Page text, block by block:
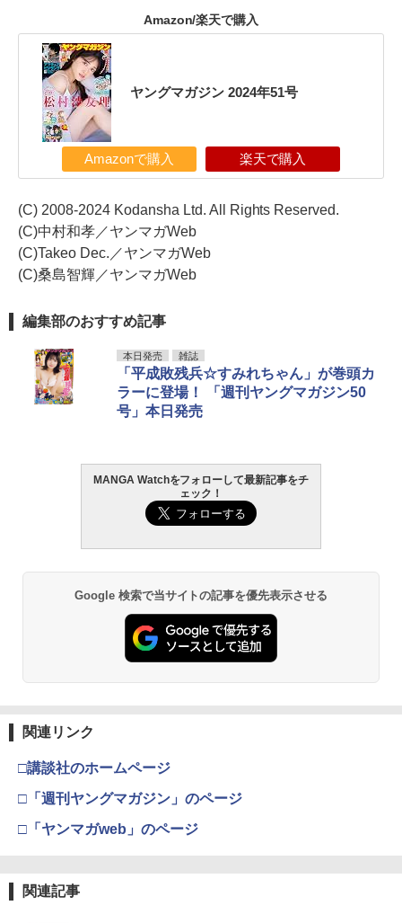
Amazon/楽天で購入
ヤングマガジン 2024年51号
Amazonで購入 楽天で購入
(C) 2008-2024 Kodansha Ltd. All Rights Reserved.
(C)中村和孝／ヤンマガWeb
(C)Takeo Dec.／ヤンマガWeb
(C)桑島智輝／ヤンマガWeb
編集部のおすすめ記事
本日発売 雑誌
「平成敗残兵☆すみれちゃん」が巻頭カ
ラーに登場！ 「週刊ヤングマガジン50
号」本日発売
MANGA Watchをフォローして最新記事をチ
ェック！
Google 検索で当サイトの記事を優先表示させる
関連リンク
□講談社のホームページ
□「週刊ヤングマガジン」のページ
□「ヤンマガweb」のページ
関連記事